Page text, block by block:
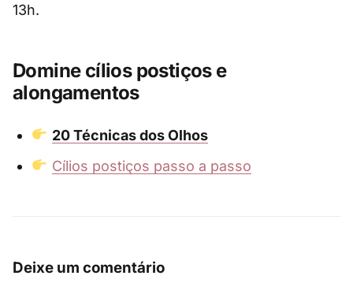
13h.
Domine cílios postiços e
alongamentos
20 Técnicas dos Olhos
Cílios postiços passo a passo
Deixe um comentário